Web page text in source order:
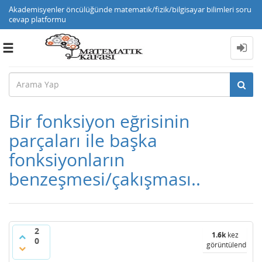
Akademisyenler öncülüğünde matematik/fizik/bilgisayar bilimleri soru
cevap platformu
Toggle
Bir fonksiyon eğrisinin
parçaları ile başka
fonksiyonların
benzeşmesi/çakışması..
2
0
1.6kkez
görüntülendi